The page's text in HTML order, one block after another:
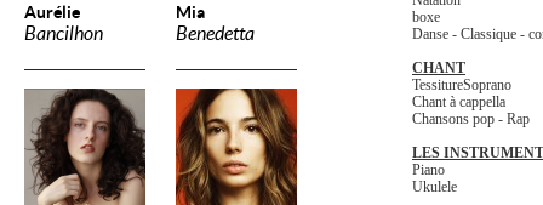
Aurélie
Bancilhon
Mia
Benedetta
boxe
Danse - Classique -
CHANT
TessitureSoprano
Chant à cappella
Chansons pop - Rap
LES
Piano
Ukulele